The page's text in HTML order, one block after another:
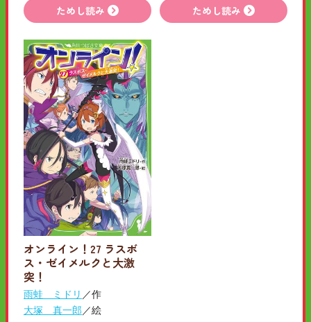
ためし読み ためし読み
オンライン！27 ラスボ
ス・ゼイメルクと大激
突！
雨蛙 ミドリ ／作
大塚 真一郎／絵